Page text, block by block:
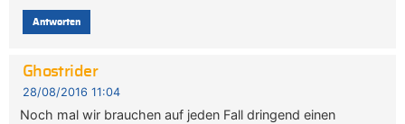
Antworten
Ghostrider
28/08/2016 11:04
Noch mal wir brauchen auf jeden Fall dringend einen